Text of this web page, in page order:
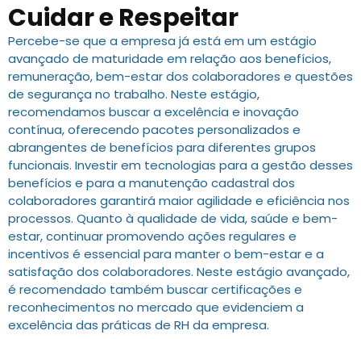
Cuidar e Respeitar
Percebe-se que a empresa já está em um estágio
avançado de maturidade em relação aos benefícios,
remuneração, bem-estar dos colaboradores e questões
de segurança no trabalho. Neste estágio,
recomendamos buscar a excelência e inovação
contínua, oferecendo pacotes personalizados e
abrangentes de benefícios para diferentes grupos
funcionais. Investir em tecnologias para a gestão desses
benefícios e para a manutenção cadastral dos
colaboradores garantirá maior agilidade e eficiência nos
processos. Quanto à qualidade de vida, saúde e bem-
estar, continuar promovendo ações regulares e
incentivos é essencial para manter o bem-estar e a
satisfação dos colaboradores. Neste estágio avançado,
é recomendado também buscar certificações e
reconhecimentos no mercado que evidenciem a
excelência das práticas de RH da empresa.